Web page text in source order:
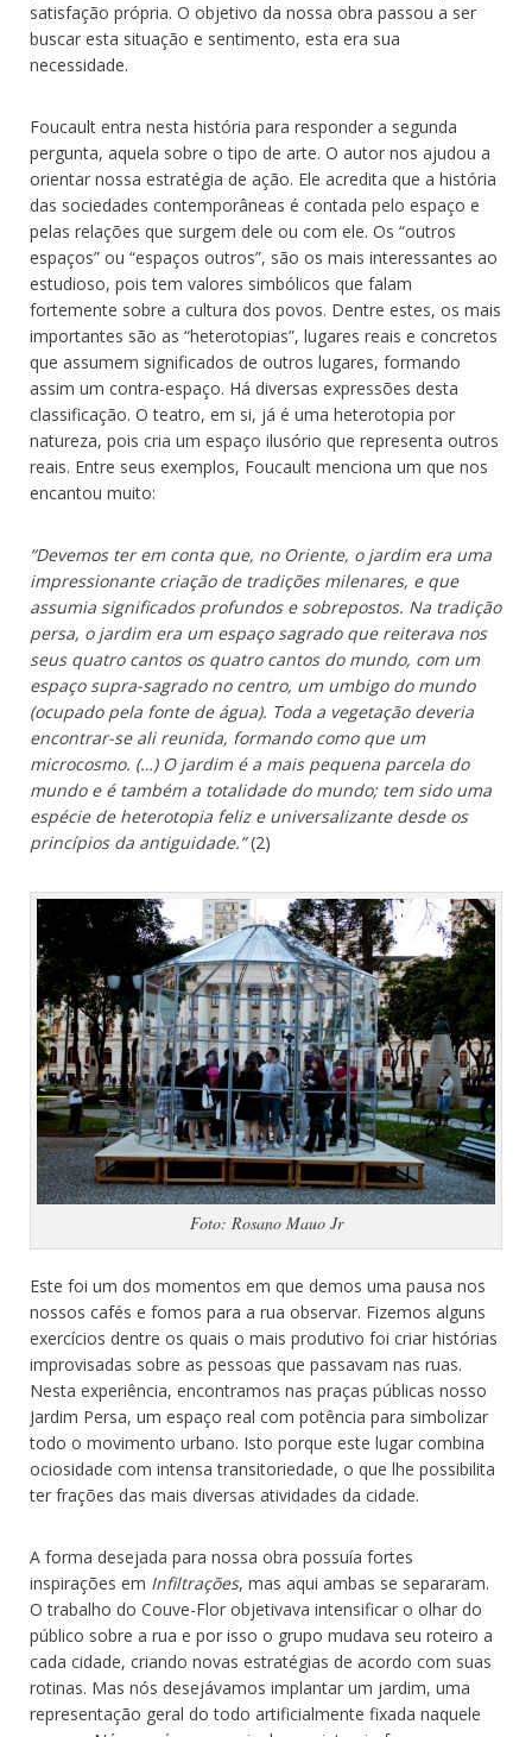
satisfação própria. O objetivo da nossa obra passou a ser
buscar esta situação e sentimento, esta era sua
necessidade.
Foucault entra nesta história para responder a segunda
pergunta, aquela sobre o tipo de arte. O autor nos ajudou a
orientar nossa estratégia de ação. Ele acredita que a história
das sociedades contemporâneas é contada pelo espaço e
pelas relações que surgem dele ou com ele. Os “outros
espaços” ou “espaços outros”, são os mais interessantes ao
estudioso, pois tem valores simbólicos que falam
fortemente sobre a cultura dos povos. Dentre estes, os mais
importantes são as “heterotopias”, lugares reais e concretos
que assumem significados de outros lugares, formando
assim um contra-espaço. Há diversas expressões desta
classificação. O teatro, em si, já é uma heterotopia por
natureza, pois cria um espaço ilusório que representa outros
reais. Entre seus exemplos, Foucault menciona um que nos
encantou muito:
“Devemos ter em conta que, no Oriente, o jardim era uma
impressionante criação de tradições milenares, e que
assumia significados profundos e sobrepostos. Na tradição
persa, o jardim era um espaço sagrado que reiterava nos
seus quatro cantos os quatro cantos do mundo, com um
espaço supra-sagrado no centro, um umbigo do mundo
(ocupado pela fonte de água). Toda a vegetação deveria
encontrar-se ali reunida, formando como que um
microcosmo. (…) O jardim é a mais pequena parcela do
mundo e é também a totalidade do mundo; tem sido uma
espécie de heterotopia feliz e universalizante desde os
princípios da antiguidade.”(2)
Foto: Rosano Mauo Jr
Este foi um dos momentos em que demos uma pausa nos
nossos cafés e fomos para a rua observar. Fizemos alguns
exercícios dentre os quais o mais produtivo foi criar histórias
improvisadas sobre as pessoas que passavam nas ruas.
Nesta experiência, encontramos nas praças públicas nosso
Jardim Persa, um espaço real com potência para simbolizar
todo o movimento urbano. Isto porque este lugar combina
ociosidade com intensa transitoriedade, o que lhe possibilita
ter frações das mais diversas atividades da cidade.
A forma desejada para nossa obra possuía fortes
inspirações em Infiltrações, mas aqui ambas se separaram.
O trabalho do Couve-Flor objetivava intensificar o olhar do
público sobre a rua e por isso o grupo mudava seu roteiro a
cada cidade, criando novas estratégias de acordo com suas
rotinas. Mas nós desejávamos implantar um jardim, uma
representação geral do todo artificialmente fixada naquele